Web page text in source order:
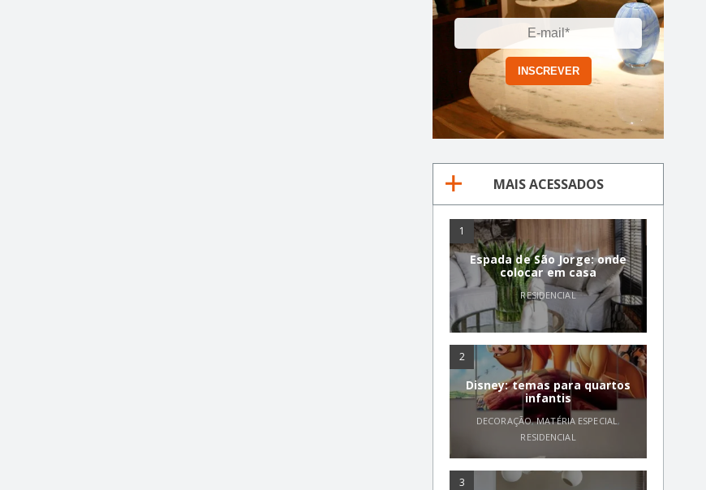
MAIS ACESSADOS
1
Espada de São Jorge: onde
colocar em casa
RESIDENCIAL
2
Disney: temas para quartos
infantis
DECORAÇÃO,MATÉRIA ESPECIAL,
RESIDENCIAL
3